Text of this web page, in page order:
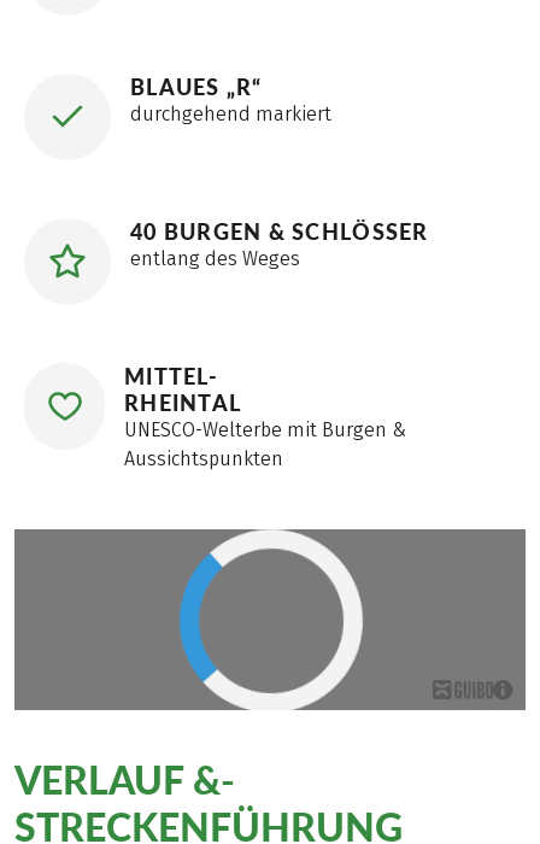
BLAUES „R“
durchgehend markiert
40 BURGEN & SCHLÖSSER
entlang des Weges
MITTEL-
RHEINTAL
UNESCO-Welterbe mit Burgen &
Aussichtspunkten
VERLAUF &­
STRECKENFÜHRUNG